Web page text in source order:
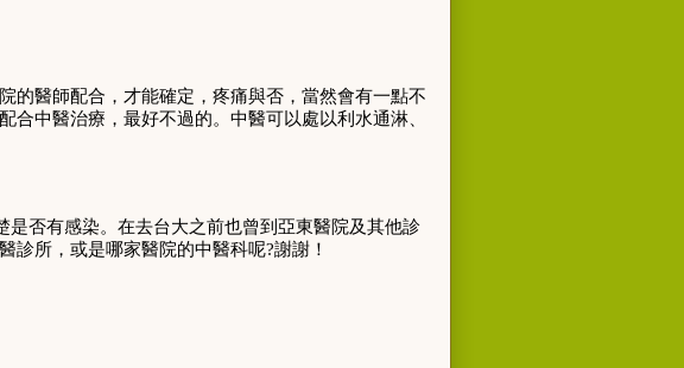
的醫師配合，才能確定，疼痛與否，當然會有一點不
中醫治療，最好不過的。中醫可以處以利水通淋、
是否有感染。在去台大之前也曾到亞東醫院及其他診
診所，或是哪家醫院的中醫科呢?謝謝！